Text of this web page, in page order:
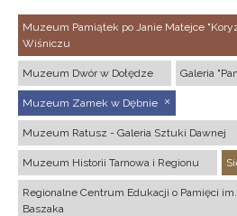
Muzeum Pamiątek po Janie Matejce
Wiśniczu
Muzeum Dwór w Dołędze Galeria
Muzeum Zamek w Dębnie
Muzeum Ratusz - Galeria Sztuki Dawnej
Muzeum Historii Tarnowa i Regionu
Regionalne Centrum Edukacji o Pamięci
Baszaka